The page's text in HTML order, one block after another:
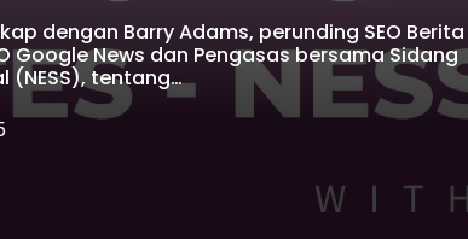
dengan Barry Adams, perunding SEO Berita
Google News dan Pengasas bersama Sidang
(NESS), tentang…